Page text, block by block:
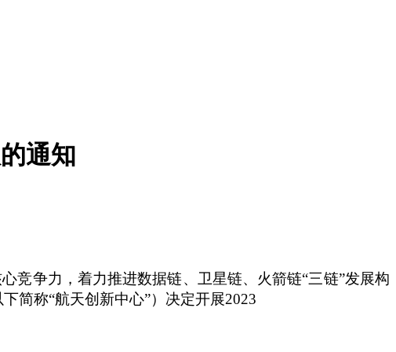
通知
竞争力，着力推进数据链、卫星链、火箭链“三链”发展构
简称“航天创新中心”）决定开展2023